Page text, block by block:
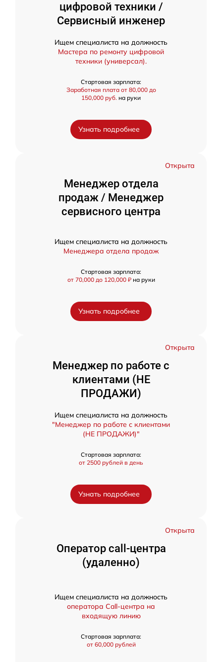
цифровой техники /
Сервисный инженер
Ищем специалиста на должность
Мастера по ремонту цифровой
техники (универсал).
Стартовая зарплата:
Заработная плата от 80,000 до
150,000 руб. на руки
Узнать подробнее
Открыта
Менеджер отдела
продаж / Менеджер
сервисного центра
Ищем специалиста на должность
Менеджера отдела продаж
Стартовая зарплата:
от 70,000 до 120,000 ₽ на руки
Узнать подробнее
Открыта
Менеджер по работе с
клиентами (НЕ
ПРОДАЖИ)
Ищем специалиста на должность
"Менеджер по работе с клиентами
(НЕ ПРОДАЖИ)"
Стартовая зарплата:
от 2500 рублей в день
Узнать подробнее
Открыта
Оператор call-центра
(удаленно)
Ищем специалиста на должность
оператора Call-центра на
входящую линию
Стартовая зарплата:
от 60,000 рублей